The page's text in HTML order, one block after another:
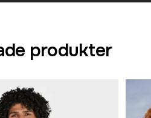
produkter